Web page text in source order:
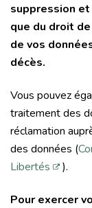
suppression
que du droit
de vos
décès.
Vous pouvez
traitement des
réclamation
des données (
Libertés
).
Pour exercer